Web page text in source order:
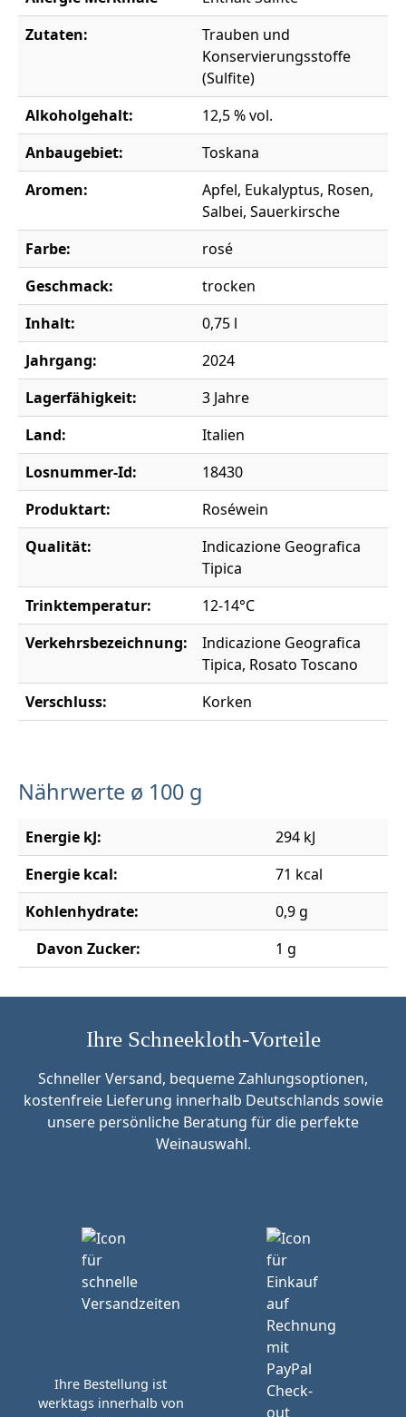
Zutaten:
Trauben und
Konservierungsstoffe
(Sulfite)
Alkoholgehalt:
12,5 % vol.
Anbaugebiet:
Toskana
Aromen:
Apfel, Eukalyptus, Rosen,
Salbei, Sauerkirsche
Farbe:
rosé
Geschmack:
trocken
Inhalt:
0,75 l
Jahrgang:
2024
Lagerfähigkeit:
3 Jahre
Land:
Italien
Losnummer-Id:
18430
Produktart:
Roséwein
Qualität:
Indicazione Geografica
Tipica
Trinktemperatur:
12-14°C
Verkehrsbezeichnung:
Indicazione Geografica
Tipica, Rosato Toscano
Verschluss:
Korken
Nährwerte ø 100 g
Energie kJ:
294 kJ
Energie kcal:
71 kcal
Kohlenhydrate:
0,9 g
Davon Zucker:
1 g
Ihre Schneekloth-Vorteile
Schneller Versand, bequeme Zahlungsoptionen,
kostenfreie Lieferung innerhalb Deutschlands sowie
unsere persönliche Beratung für die perfekte
Weinauswahl.
Ihre Bestellung ist
werktags innerhalb von